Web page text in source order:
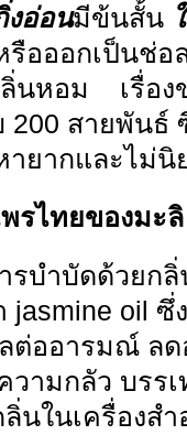
งอ่อนมีข้นสั้น
รือออกเป็นช่อ
นหอม เรื่อง
200 สายพันธ์
ยากและไม่นิ
รไทยของมะลิ
รบำบัดด้วยก
jasmine oil
ต่ออารมณ์ ลด
วามกลัว บรร
นในเครื่องส